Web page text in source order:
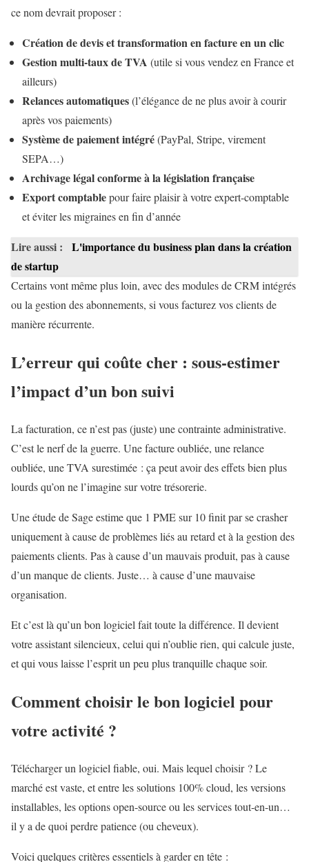
ce nom devrait proposer :
Création de devis et transformation en facture en un clic
Gestion multi-taux de TVA (utile si vous vendez en France et
ailleurs)
Relances automatiques(l’élégance de ne plus avoir à courir
après vos paiements)
Système de paiement intégré(PayPal, Stripe, virement
SEPA…)
Archivage légal conforme à la législation française
Export comptablepour faire plaisir à votre expert-comptable
et éviter les migraines en fin d’année
Lire aussi :
L'importance du business plan dans la création
de startup
Certains vont même plus loin, avec des modules de CRM intégrés
ou la gestion des abonnements, si vous facturez vos clients de
manière récurrente.
L’erreur qui coûte cher : sous-estimer
l’impact d’un bon suivi
La facturation, ce n’est pas (juste) une contrainte administrative.
C’est le nerf de la guerre. Une facture oubliée, une relance
oubliée, une TVA surestimée : ça peut avoir des effets bien plus
lourds qu’on ne l’imagine sur votre trésorerie.
Une étude de Sage estime que 1 PME sur 10 finit par se crasher
uniquement à cause de problèmes liés au retard et à la gestion des
paiements clients. Pas à cause d’un mauvais produit, pas à cause
d’un manque de clients. Juste… à cause d’une mauvaise
organisation.
Et c’est là qu’un bon logiciel fait toute la différence. Il devient
votre assistant silencieux, celui qui n’oublie rien, qui calcule juste,
et qui vous laisse l’esprit un peu plus tranquille chaque soir.
Comment choisir le bon logiciel pour
votre activité ?
Télécharger un logiciel fiable, oui. Mais lequel choisir ? Le
marché est vaste, et entre les solutions 100% cloud, les versions
installables, les options open-source ou les services tout-en-un…
il y a de quoi perdre patience (ou cheveux).
Voici quelques critères essentiels à garder en tête :